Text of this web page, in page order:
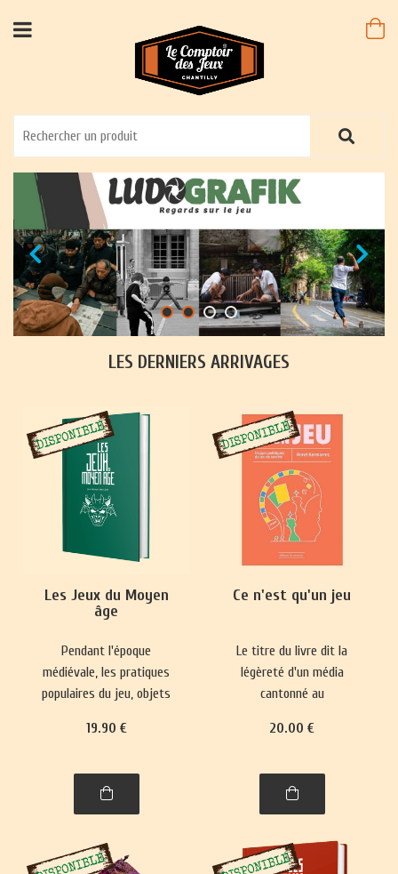
LES DERNIERS ARRIVAGES
Les Jeux du Moyen
âge
Pendant l'époque
médiévale, les pratiques
populaires du jeu, objets
fréquemment à des
Parallèlement, des jeux
plus complexes ont
classes sociales
aristocratiques.
19.90 €
Ce n'est qu'un jeu
Le titre du livre dit la
légèreté d'un média
cantonné au
mineure dans le paysage
réactualise nos
représentations du monde
sociales depuis 5000 ans.
20.00 €